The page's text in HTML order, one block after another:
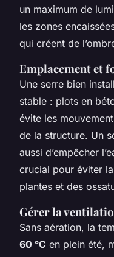
un maximum de
les zones
qui créent de
Emplacement et
Une serre bien
stable : plots en
évite les
de la structure. Un
aussi d’empêcher
crucial pour éviter
plantes et des
Gérer la
Sans aération, la
60 °C en plein été,